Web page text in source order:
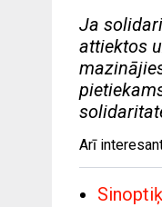
Ja
attiektos
Arī